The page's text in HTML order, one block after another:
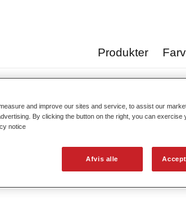
Produkter
White
Standofleet Mix
and improve our sites and service, to assist our
By clicking the button on the right, you can exercise
notice
Afvis alle